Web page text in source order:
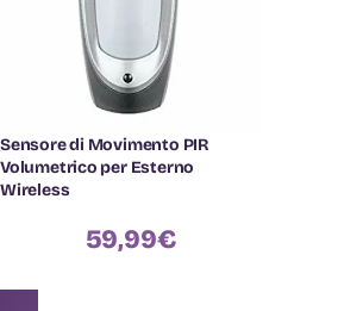
Sensore di Movimento PIR
Volumetrico per Esterno
Wireless
59,99€